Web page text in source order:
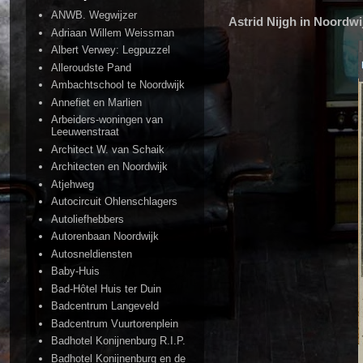
Astrid Nijgh in
ANWB. Wegwijzer
Adriaan Willem Weissman
Albert Verwey: Legpuzzel
Alleroudste Pand
Ambachtschool te Noordwijk
Annefiet en Marlien
Arbeiders-woningen van
Leeuwenstraat
Architect W. van Schaik
Architecten en Noordwijk
Atjehweg
Autocircuit Ohlenschlagers
Autoliefhebbers
Autorenbaan Noordwijk
Autosneldiensten
Baby-Huis
Bad-Hôtel Huis ter Duin
Badcentrum Langeveld
Badcentrum Vuurtorenplein
Badhotel Konijnenburg R.I.P.
Badhotel Konijnenburg en de